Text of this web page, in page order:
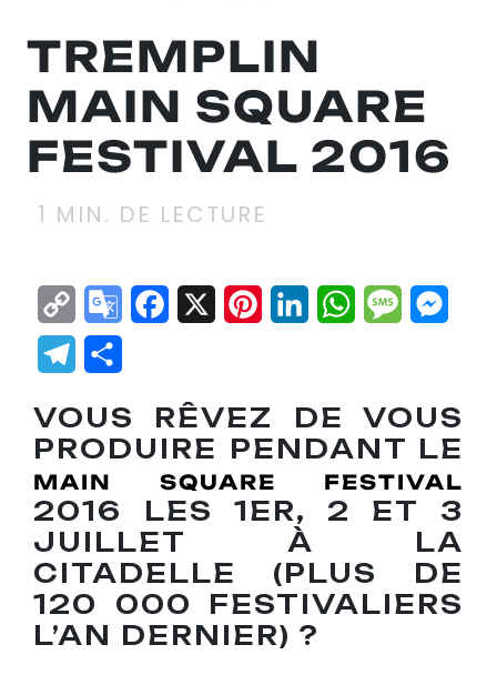
TREMPLIN
MAIN SQUARE
FESTIVAL 2016
1 MIN. DE LECTURE
Copy
Link
GoogleFacebook
X Pinterest
LinkedInWhatsApp
Telegram
VOUS RÊVEZ DE VOUS
PRODUIRE PENDANT LE
MAIN SQUARE FESTIVAL
2016 LES 1ER, 2 ET 3
JUILLET À LA
CITADELLE (PLUS DE
120 000 FESTIVALIERS
L’AN DERNIER) ?